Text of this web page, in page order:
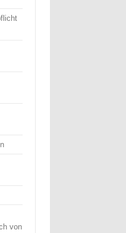
von